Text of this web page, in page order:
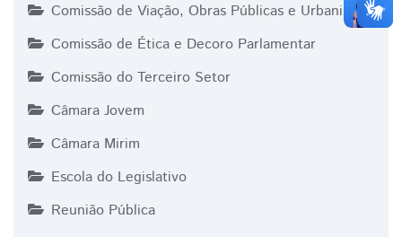
Comissão de Viação, Obras Públicas e Urbanismo
Comissão de Ética e Decoro Parlamentar
Comissão do Terceiro Setor
Câmara Jovem
Câmara Mirim
Escola do Legislativo
Reunião Pública